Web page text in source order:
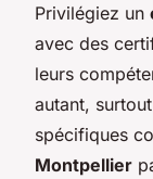
Privilégiez un
avec des
leurs
autant,
spécifiques
Montpellier